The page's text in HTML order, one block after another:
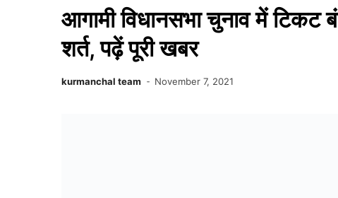
आगामी विधानसभा चुनाव में
शर्त, पढ़ें पूरी खबर
kurmanchal team November 7, 2021